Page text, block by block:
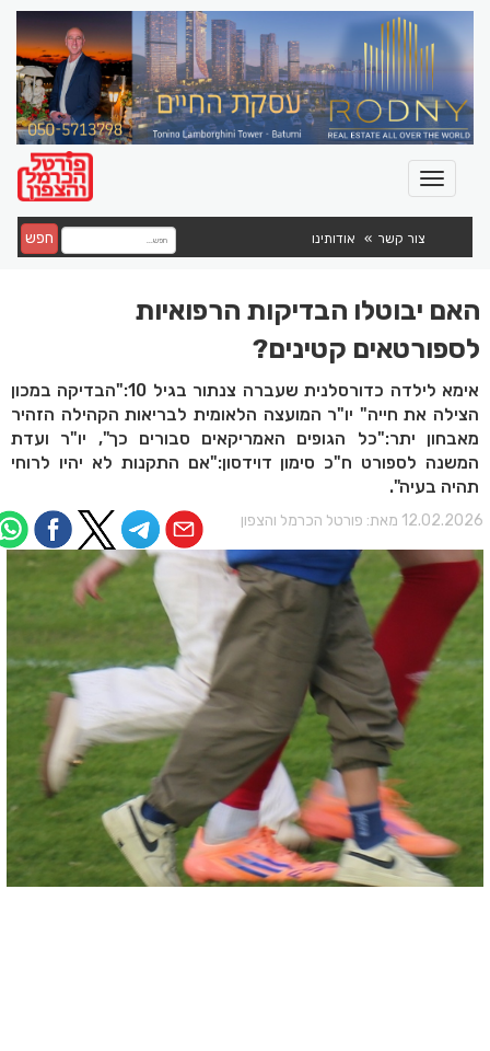
צור קשר אודותינו חפש
האם יבוטלו הבדיקות הרפואיות
לספורטאים קטינים?
אימא לילדה כדורסלנית שעברה צנתור בגיל 10:"הבדיקה במכון
הצילה את חייה" יו"ר המועצה הלאומית לבריאות הקהילה הזהיר
מאבחון יתר:"כל הגופים האמריקאים סבורים כך", יו"ר ועדת
המשנה לספורט ח"כ סימון דוידסון:"אם התקנות לא יהיו לרוחי
תהיה בעיה".
מאת: פורטל הכרמל והצפון